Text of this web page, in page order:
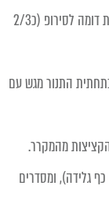
דקות, מערבבים מדי פעם, עד שמסמיך לרוטב קצת דומה לסירופ (כ2/3
בתחתית התנור מגש עם
מהמקרר.
גלידה), ומסדרים